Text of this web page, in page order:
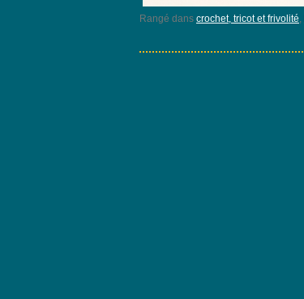
Rangé dans crochet, tricot et frivolité